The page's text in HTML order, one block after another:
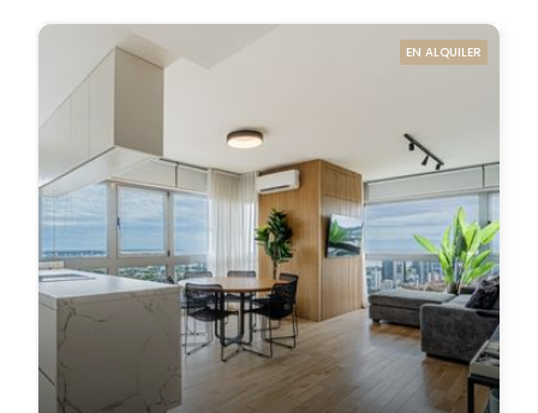
EN ALQUILER